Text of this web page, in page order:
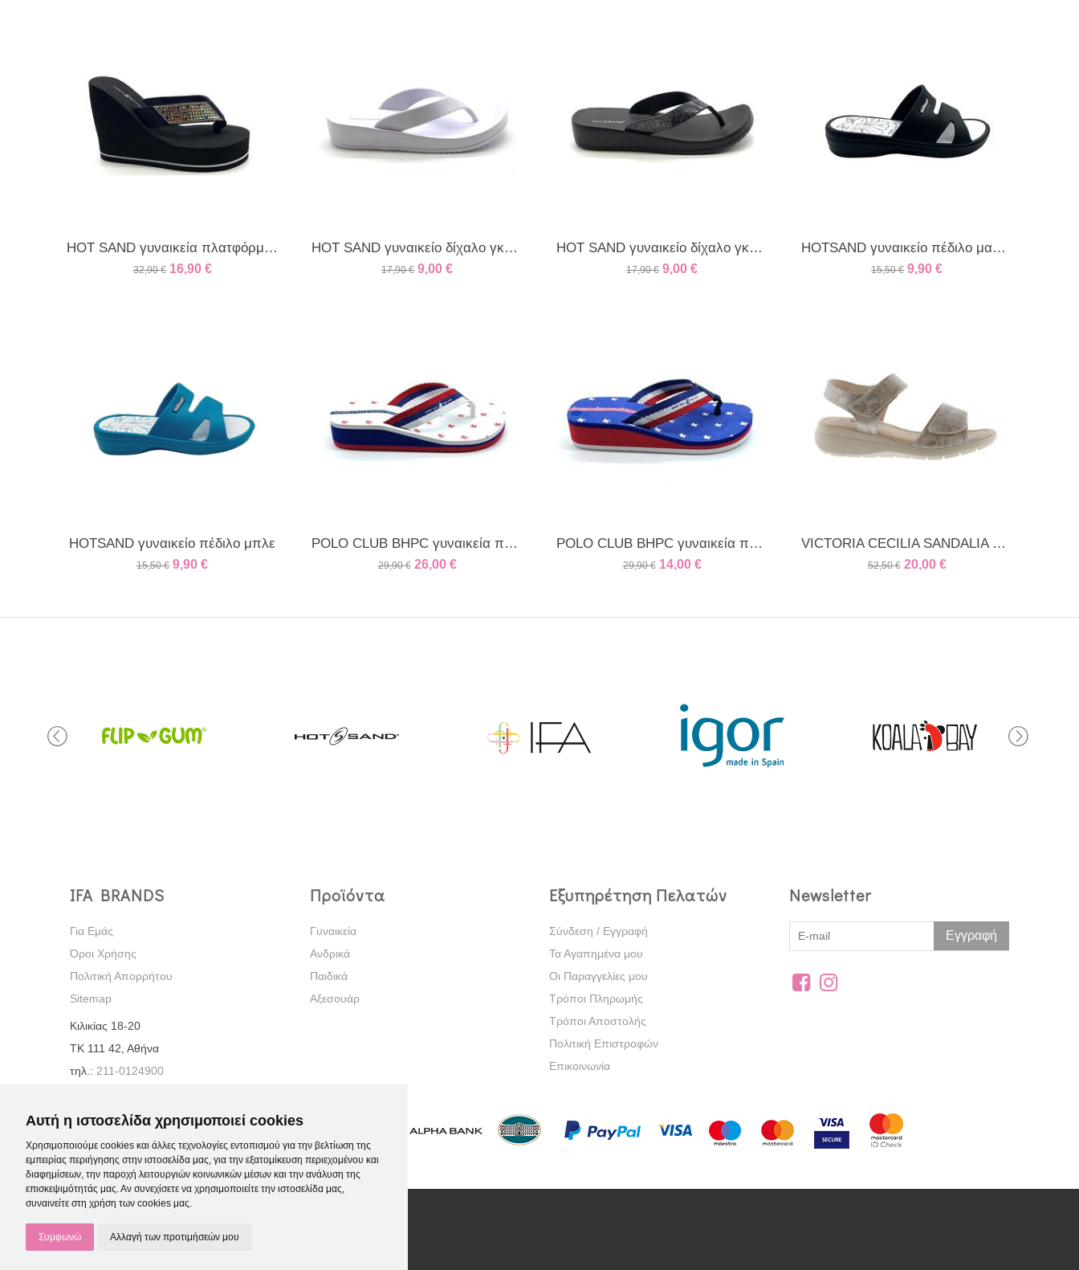
Αυτή η ιστοσελίδα χρησιμοποιεί cookies
Χρησιμοποιούμε cookies και άλλες τεχνολογίες εντοπισμού για την βελτίωση της
εμπειρίας περιήγησης στην ιστοσελίδα μας, για την εξατομίκευση περιεχομένου και
διαφημίσεων, την παροχή λειτουργιών κοινωνικών μέσων και την ανάλυση της
επισκεψιμότητάς μας. Αν συνεχίσετε να χρησιμοποιείτε την ιστοσελίδα μας,
συναινείτε στη χρήση των cookies μας.
Συμφωνώ Αλλαγή των προτιμήσεών μου
HOT SAND γυναικεία πλατφόρμα μαύρο
32,90 € 16,90 €
HOT SAND γυναικείο δίχαλο γκλιτερ λευκό
17,90 € 9,00 €
HOT SAND γυναικείο δίχαλο γκλιτερ μαύρο
17,90 € 9,00 €
HOTSAND γυναικείο πέδιλο μαύρο
15,50 € 9,90 €
HOTSAND γυναικείο πέδιλο μπλε
15,50 € 9,90 €
POLO CLUB BHPC γυναικεία πλατφόρμα λευκή
29,90 € 26,00 €
POLO CLUB BHPC γυναικεία πλατφόρμα μπλε
29,90 € 14,00 €
VICTORIA CECILIA SANDALIA ασημί μεταλιζέ
52,50 € 20,00 €
IFA BRANDS
Για Εμάς
Όροι Χρήσης
Πολιτική Απορρήτου
Sitemap
Κιλικίας 18-20
ΤΚ 111 42, Αθήνα
τηλ.: 211-0124900
Προϊόντα
Γυναικεία
Ανδρικά
Παιδικά
Αξεσουάρ
Εξυπηρέτηση Πελατών
Σύνδεση / Εγγραφή
Τα Αγαπημένα μου
Οι Παραγγελίες μου
Τρόποι Πληρωμής
Τρόποι Αποστολής
Πολιτική Επιστροφών
Επικοινωνία
Newsletter
Εγγραφή
© 2021-2026 IFA Brands |